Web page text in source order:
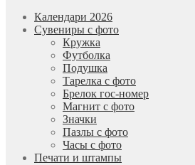
Календари 2026
Сувениры с фото
Кружка
Футболка
Подушка
Тарелка с фото
Брелок гос-номер
Магнит с фото
Значки
Пазлы с фото
Часы с фото
Печати и штампы